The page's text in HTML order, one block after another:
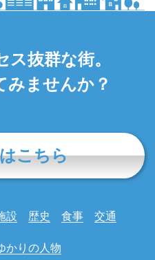
抜群な街。
みませんか？
こちら
設 歴史 食事 交通
かりの人物